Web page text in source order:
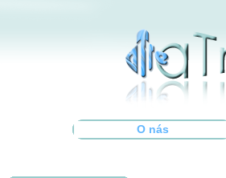
O nás